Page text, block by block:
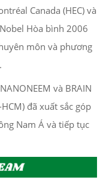
Canada (HEC) và
Hòa bình 2006
môn và phương
và BRAIN
đã xuất sắc góp
Nam Á và tiếp tục